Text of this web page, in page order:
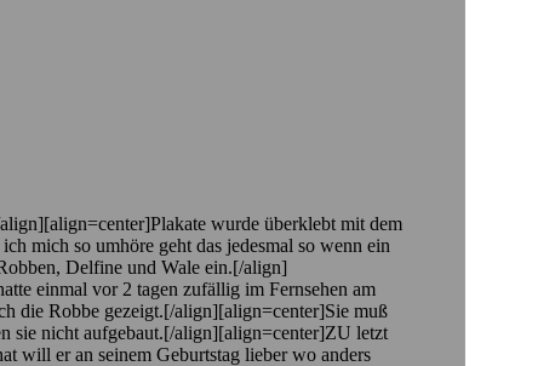
wurde überklebt mit dem
mich so umhöre geht das jedesmal so wenn ein
Delfine und Wale ein.[/align]
einmal vor 2 tagen zufällig im Fernsehen am
die Robbe gezeigt.[/align][align=center]Sie muß
sie nicht aufgebaut.[/align][align=center]ZU letzt
will er an seinem Geburtstag lieber wo anders